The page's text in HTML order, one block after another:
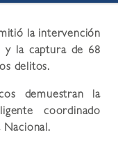
la intervención
y la captura de 68
delitos.
demuestran la
coordinado
Nacional.